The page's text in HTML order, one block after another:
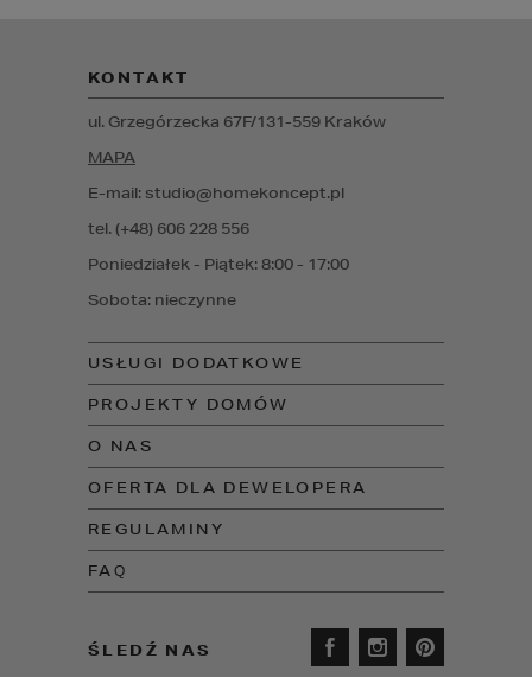
USŁUGI DODATKOWE
PROJEKTY DOMÓW
O NAS
OFERTA DLA DEWELOPERA
REGULAMINY
FAQ
Poniedziałek - Piątek: 8:00 - 17:00
Sobota: nieczynne
KONTAKT
E-mail: studio@homekoncept.pl
tel. (+48) 606 228 556
ul. Grzegórzecka 67F/131-559 Kraków
MAPA
ŚLEDŹ NAS